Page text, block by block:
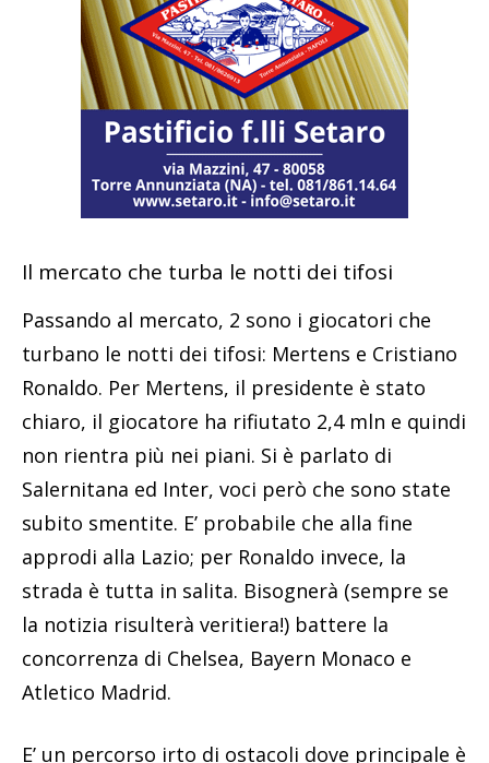
Il mercato che turba le notti dei tifosi
Passando al mercato, 2 sono i giocatori che
turbano le notti dei tifosi: Mertens e Cristiano
Ronaldo. Per Mertens, il presidente è stato
chiaro, il giocatore ha rifiutato 2,4 mln e quindi
non rientra più nei piani. Si è parlato di
Salernitana ed Inter, voci però che sono state
subito smentite. E’ probabile che alla fine
approdi alla Lazio; per Ronaldo invece, la
strada è tutta in salita. Bisognerà (sempre se
la notizia risulterà veritiera!) battere la
concorrenza di Chelsea, Bayern Monaco e
Atletico Madrid.
E’ un percorso irto di ostacoli dove principale è